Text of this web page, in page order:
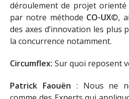
déroulement de projet
par notre méthode CO-UX©,
des axes d’innovation les plus
la concurrence notamment.
Circumflex: Sur quoi reposent
Patrick Faouën : Nous ne